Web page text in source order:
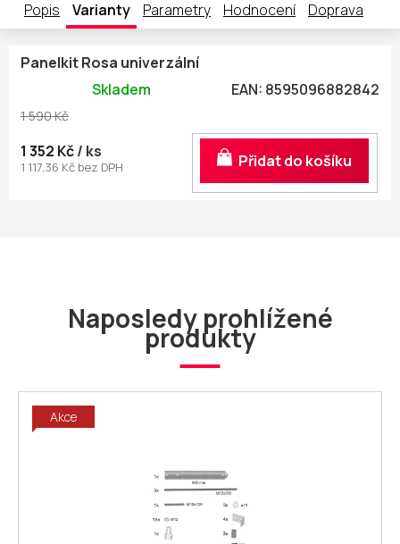
Popis Varianty Parametry Hodnocení Doprava
Panelkit Rosa univerzální
1 590 Kč
1 352 Kč/ ks
1 117,36 Kč bez DPH
Skladem EAN: 8595096882842
Do košíku
Naposledy prohlížené
produkty
Akce